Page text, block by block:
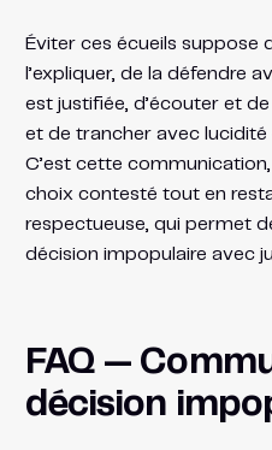
Éviter ces écueils suppose
l’expliquer, de la défendre
est justifiée, d’écouter et
et de trancher avec lucidité
C’est cette
choix contesté tout en
respectueuse, qui permet
décision impopulaire avec
FAQ —
décision